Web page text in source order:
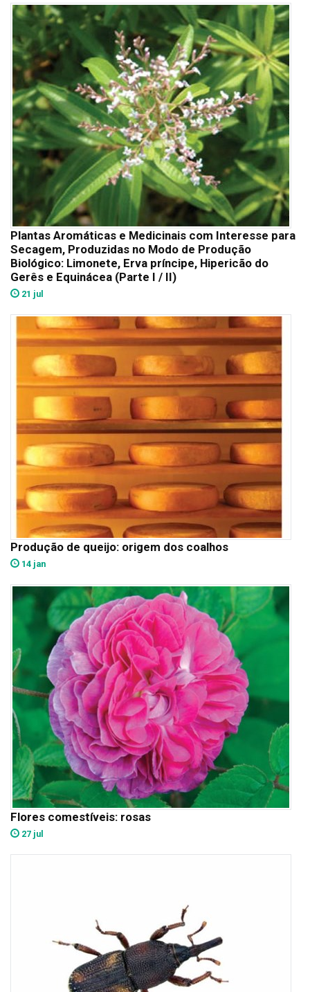
Plantas Aromáticas e Medicinais com Interesse para
Secagem, Produzidas no Modo de Produção
Biológico: Limonete, Erva príncipe, Hipericão do
Gerês e Equinácea (Parte I / II)
21 jul
Produção de queijo: origem dos coalhos
14 jan
Flores comestíveis: rosas
27 jul